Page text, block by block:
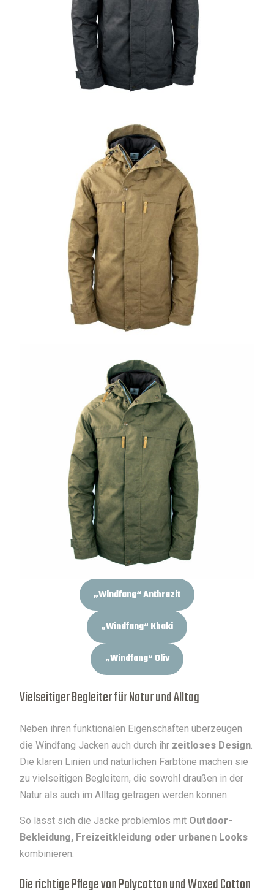
„Windfang“ Anthrazit
„Windfang“ Khaki
„Windfang“ Oliv
Vielseitiger Begleiter für Natur und Alltag
Neben ihren funktionalen Eigenschaften überzeugen
die Windfang Jacken auch durch ihr zeitloses Design.
Die klaren Linien und natürlichen Farbtöne machen sie
zu vielseitigen Begleitern, die sowohl draußen in der
Natur als auch im Alltag getragen werden können.
So lässt sich die Jacke problemlos mit Outdoor-
Bekleidung, Freizeitkleidung oder urbanen Looks
kombinieren.
Die richtige Pflege von Polycotton und Waxed Cotton